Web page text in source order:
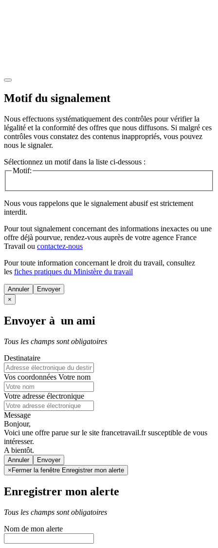
Motif du signalement
Nous effectuons systématiquement des contrôles pour vérifier la
légalité et la conformité des offres que nous diffusons. Si malgré ces
contrôles vous constatez des contenus inappropriés, vous pouvez
nous le signaler.
Sélectionnez un motif dans la liste ci-dessous :
Motif:
Nous vous rappelons que le signalement abusif est strictement
interdit.
Pour tout signalement concernant des informations inexactes ou une
offre déjà pourvue, rendez-vous auprès de votre agence France
Travail ou contactez-nous
Pour toute information concernant le droit du travail, consultez
les fiches pratiques du Ministère du travail
Annuler
×
Envoyer à un ami
Tous les champs sont obligatoires
Destinataire
Vos coordonnées Votre nom
Votre adresse électronique
Message
Bonjour,
Voici une offre parue sur le site francetravail.fr susceptible de vous
intéresser.
A bientôt.
Annuler
× Fermer la fenêtre Enregistrer mon alerte
Enregistrer mon alerte
Tous les champs sont obligatoires
Nom de mon alerte